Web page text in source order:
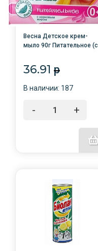
Весна Детское крем-
мыло 90г Питательное (с
/72/6105
36.91 p
В наличии: 187
- +